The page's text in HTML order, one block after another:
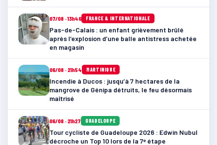
07/08 · 13h46 FRANCE & INTERNATIONALE
Pas-de-Calais : un enfant grièvement brûlé
après l’explosion d’une balle antistress achetée
en magasin
06/08 · 21h54 MARTINIQUE
Incendie à Ducos : jusqu’à 7 hectares de la
mangrove de Génipa détruits, le feu désormais
maîtrisé
06/08 · 21h27 GUADELOUPE
Tour cycliste de Guadeloupe 2026 : Edwin Nubul
décroche un Top 10 lors de la 7ᵉ étape